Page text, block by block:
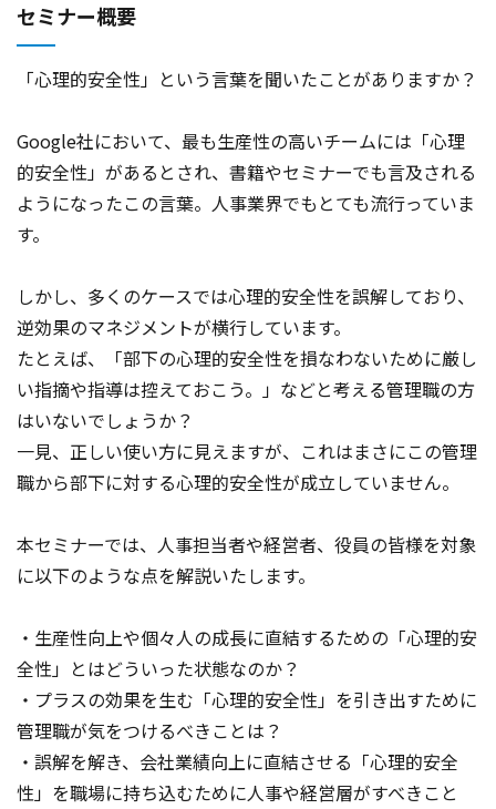
セミナー概要
「心理的安全性」という言葉を聞いたことがありますか？
Google社において、最も生産性の高いチームには「心理
的安全性」があるとされ、書籍やセミナーでも言及される
ようになったこの言葉。人事業界でもとても流行っていま
す。
しかし、多くのケースでは心理的安全性を誤解しており、
逆効果のマネジメントが横行しています。
たとえば、「部下の心理的安全性を損なわないために厳し
い指摘や指導は控えておこう。」などと考える管理職の方
はいないでしょうか？
一見、正しい使い方に見えますが、これはまさにこの管理
職から部下に対する心理的安全性が成立していません。
本セミナーでは、人事担当者や経営者、役員の皆様を対象
に以下のような点を解説いたします。
・生産性向上や個々人の成長に直結するための「心理的安
全性」とはどういった状態なのか？
・プラスの効果を生む「心理的安全性」を引き出すために
管理職が気をつけるべきことは？
・誤解を解き、会社業績向上に直結させる「心理的安全
性」を職場に持ち込むために人事や経営層がすべきこと